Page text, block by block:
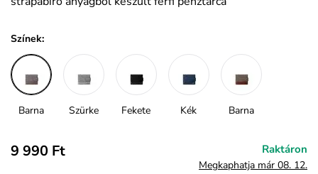
Színek:
Barna Szürke Fekete Kék Barna
9 990 Ft Raktáron
Megkaphatja már 08. 12.